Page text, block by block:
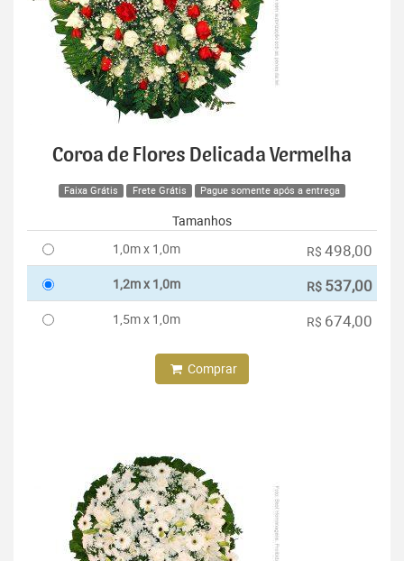
Coroa de Flores Delicada Vermelha
Faixa Grátis Frete Grátis Pague somente após a entrega
Tamanhos
1,0m x 1,0m
R$ 498,00
1,2m x 1,0m R$ 537,00
1,5m x 1,0m R$ 674,00
Comprar